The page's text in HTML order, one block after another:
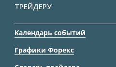
ТРЕЙДЕРУ
Календарь событий
Графики Форекс